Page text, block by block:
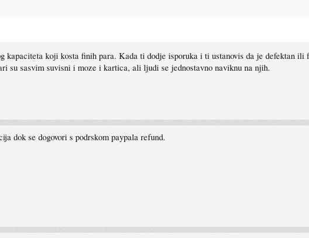
kapaciteta koji kosta finih para. Kada ti dodje isporuka i ti ustanovis da je defektan ili
su sasvim suvisni i moze i kartica, ali ljudi se jednostavno naviknu na njih.
dok se dogovori s podrskom paypala refund.